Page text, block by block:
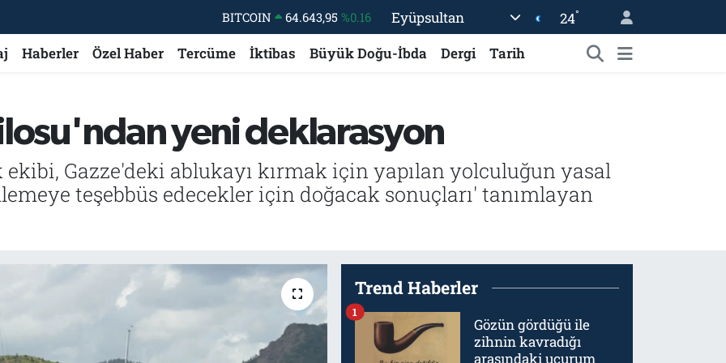
BITCOIN 64.643,95 %0.16
DOLAR
47,6704 %0
GRAM ALTIN
6500.87 %0.12
BİST100
13.799 %70
Eyüpsultan 24°
Haberler Özel Haber Tercüme İktibas Büyük Doğu-İbda Dergi Tarih
yeni deklarasyon
Gazze'deki ablukayı kırmak için yapılan yolculuğun yasal
teşebbüs edecekler için doğacak sonuçları' tanımlayan
Trend Haberler
Gözün gördüğü ile
zihnin kavradığı
arasındaki uçurum
1